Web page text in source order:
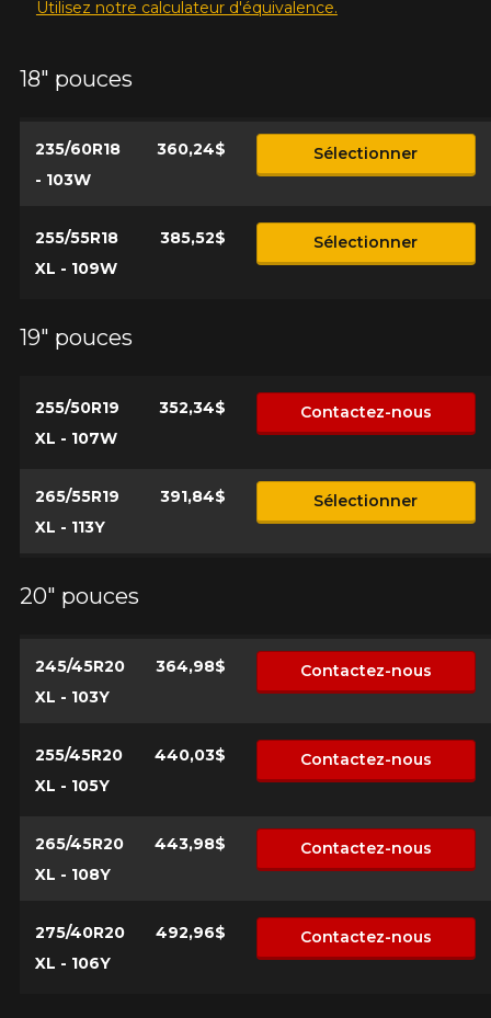
Utilisez notre calculateur d'équivalence.
18" pouces
235/60R18
- 103W
360,24$ Sélectionner
255/55R18
XL - 109W
385,52$ Sélectionner
19" pouces
255/50R19
XL - 107W
352,34$ Contactez-nous
265/55R19
XL - 113Y
391,84$ Sélectionner
20" pouces
245/45R20
XL - 103Y
364,98$ Contactez-nous
255/45R20
XL - 105Y
440,03$ Contactez-nous
265/45R20
XL - 108Y
443,98$ Contactez-nous
275/40R20
XL - 106Y
492,96$ Contactez-nous